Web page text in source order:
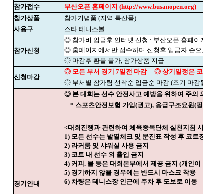
참가접수
부산오픈 홈페이지 (http://www.busanopen.org)
참가상품
참가기념품 (지역 특산품)
사용구
스타 테니스볼
참가신청
◎ 참가비 입금후 인터넷 신청 : 부산오픈 홈페이
◎ 홈페이지에서만 접수하며 신청후 입금자 순
◎ 마감후 환불 불가, 참가상품 지급
신청마감
◎ 모든 부서 경기 7일전 마감
◎ 상기일정은
◎ 부서별 참가팀 선착순 입금순 마감 (조기 마감
경기안내
◎ 본 대회는 선수 안전사고 예방을 위하여 주의
* 스포츠안전보험 가입(권고), 응급구조요원(
<대회진행과 관련하여 체육종목단체 실천지침
1) 모든 선수는 발열체크 및 문진표 작성 후 코
2) 라커룸 및 샤워실 사용 금지
3) 코트 내 선수 외 출입 금지
4) 커피. 물 등은 대회본부에서 제공 금지 (개인이
5) 경기하지 않을 경우에는 반드시 마스크 착용
6) 차량은 테니스장 인근에 주차 후 도보로 이동